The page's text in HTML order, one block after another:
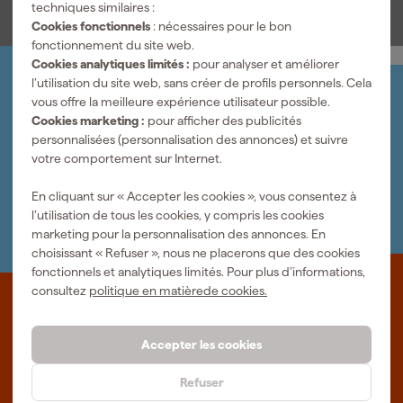
techniques similaires :
Cookies fonctionnels : nécessaires pour le bon
fonctionnement du site web.
Cookies analytiques limités : pour analyser et améliorer
l’utilisation du site web, sans créer de profils personnels. Cela
vous offre la meilleure expérience utilisateur possible.
Cookies marketing : pour afficher des publicités
personnalisées (personnalisation des annonces) et suivre
votre comportement sur Internet.
En cliquant sur « Accepter les cookies », vous consentez à
l’utilisation de tous les cookies, y compris les cookies
marketing pour la personnalisation des annonces. En
choisissant « Refuser », nous ne placerons que des cookies
fonctionnels et analytiques limités. Pour plus d’informations,
consultez politique en matièrede cookies.
Accepter les cookies
Refuser
Organisez-le vous-même
Connectez-vous et gérez vos commandes et vos
Abonnez-vous à la newsletter hebdomadaire
Nous nous ferons un plaisir de vous aider. Contactez l'un
Des outils professionnels et des conseils personnalisés : nous
sommes le spécialiste en ligne, quel que soit votre projet. Fixami